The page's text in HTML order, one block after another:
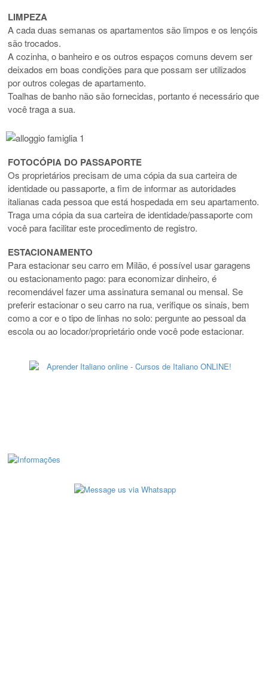
LIMPEZA
A cada duas semanas os apartamentos são limpos e os lençóis
são trocados.
A cozinha, o banheiro e os outros espaços comuns devem ser
deixados em boas condições para que possam ser utilizados
por outros colegas de apartamento.
Toalhas de banho não são fornecidas, portanto é necessário que
você traga a sua.
FOTOCÓPIA DO PASSAPORTE
Os proprietários precisam de uma cópia da sua carteira de
identidade ou passaporte, a fim de informar as autoridades
italianas cada pessoa que está hospedada em seu apartamento.
Traga uma cópia da sua carteira de identidade/passaporte com
você para facilitar este procedimento de registro.
ESTACIONAMENTO
Para estacionar seu carro em Milão, é possível usar garagens
ou estacionamento pago: para economizar dinheiro, é
recomendável fazer uma assinatura semanal ou mensal. Se
preferir estacionar o seu carro na rua, verifique os sinais, bem
como a cor e o tipo de linhas no solo: pergunte ao pessoal da
escola ou ao locador/proprietário onde você pode estacionar.